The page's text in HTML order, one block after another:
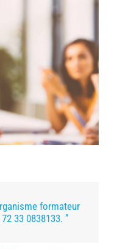
formateur
33 0838133. ”